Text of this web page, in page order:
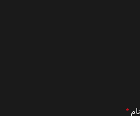
نام *